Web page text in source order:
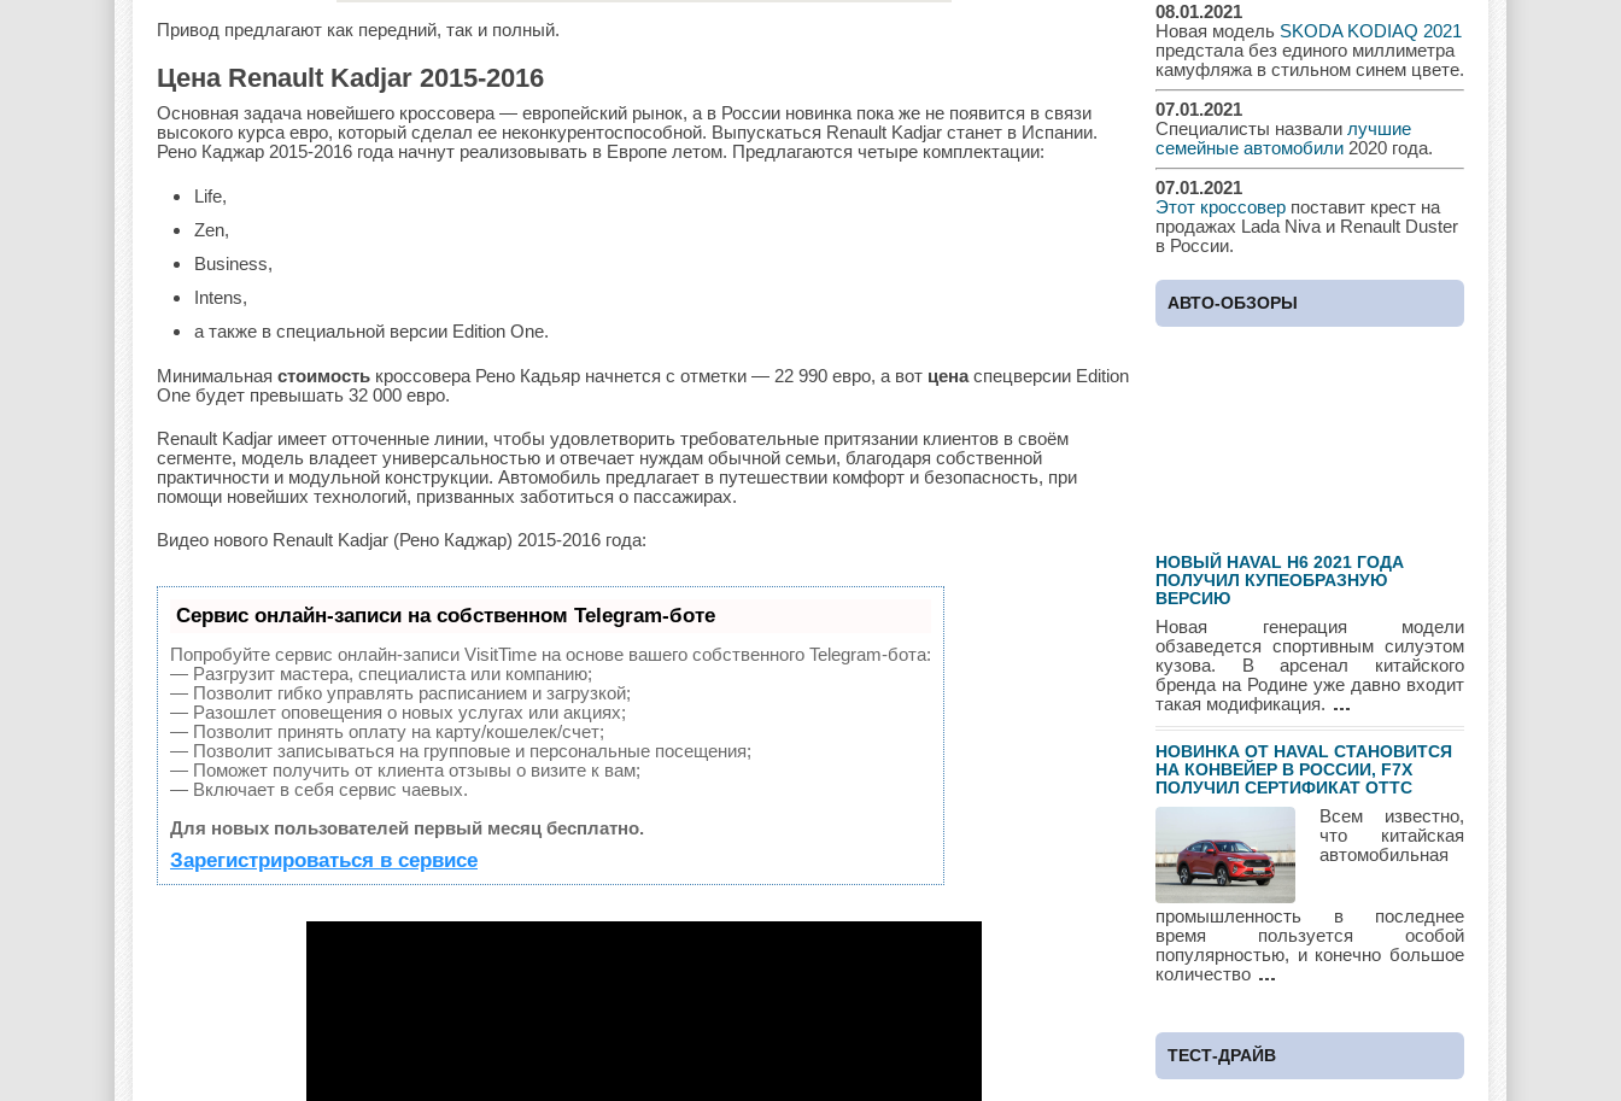
Привод предлагают как передний, так и полный.
Цена Renault Kadjar 2015-2016
Основная задача новейшего кроссовера — европейский рынок, а в России новинка пока же не появится в связи
высокого курса евро, который сделал ее неконкурентоспособной. Выпускаться Renault Kadjar станет в Испании.
Рено Каджар 2015-2016 года начнут реализовывать в Европе летом. Предлагаются четыре комплектации:
Life,
Zen,
Business,
Intens,
а также в специальной версии Edition One.
Минимальная стоимость кроссовера Рено Кадьяр начнется с отметки — 22 990 евро, а вот ценаспецверсии Edition
One будет превышать 32 000 евро.
Renault Kadjar имеет отточенные линии, чтобы удовлетворить требовательные притязании клиентов в своём
сегменте, модель владеет универсальностью и отвечает нуждам обычной семьи, благодаря собственной
практичности и модульной конструкции. Автомобиль предлагает в путешествии комфорт и безопасность, при
помощи новейших технологий, призванных заботиться о пассажирах.
Видео нового Renault Kadjar (Рено Каджар) 2015-2016 года:
Сервис онлайн-записи на собственном Telegram-боте
Попробуйте сервис онлайн-записи VisitTime на основе вашего собственного Telegram-бота:
— Разгрузит мастера, специалиста или компанию;
— Позволит гибко управлять расписанием и загрузкой;
— Разошлет оповещения о новых услугах или акциях;
— Позволит принять оплату на карту/кошелек/счет;
— Позволит записываться на групповые и персональные посещения;
— Поможет получить от клиента отзывы о визите к вам;
— Включает в себя сервис чаевых.
Для новых пользователей первый месяц бесплатно.
Зарегистрироваться в сервисе
Hyundai Infiniti JAC
Jaguar Jeep Kia
Lada Lamborghini Lancia
Maybach
Mercury Mini
Opel Pagani
Peugeot Pontiac Porshe
Renault Rolls Royce Rover
08.01.2021
Новая модель SKODA KODIAQ 2021
предстала без единого миллиметра
камуфляжа в стильном синем цвете.
07.01.2021
Специалисты назвали лучшие
семейные автомобили 2020 года.
07.01.2021
Этот кроссовер поставит крест на
продажах Lada Niva и Renault Duster
в России.
АВТО-ОБЗОРЫ
НОВЫЙ HAVAL H6 2021 ГОДА
ПОЛУЧИЛ КУПЕОБРАЗНУЮ
ВЕРСИЮ
Новая генерация модели
обзаведется спортивным силуэтом
кузова. В арсенал китайского
бренда на Родине уже давно входит
такая модификация.
НОВИНКА ОТ HAVAL СТАНОВИТСЯ
НА КОНВЕЙЕР В РОССИИ, F7Х
ПОЛУЧИЛ СЕРТИФИКАТ ОТТС
Всем известно,
что китайская
автомобильная
промышленность в последнее
время пользуется особой
популярностью, и конечно большое
количество
ТЕСТ-ДРАЙВ